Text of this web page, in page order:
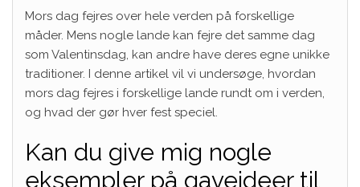
Mors dag fejres over hele verden på forskellige
måder. Mens nogle lande kan fejre det samme dag
som Valentinsdag, kan andre have deres egne unikke
traditioner. I denne artikel vil vi undersøge, hvordan
mors dag fejres i forskellige lande rundt om i verden,
og hvad der gør hver fest speciel.
Kan du give mig nogle
eksempler på gaveideer til